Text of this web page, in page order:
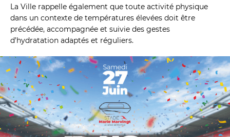
La Ville rappelle également que toute activité physique
dans un contexte de températures élevées doit être
précédée, accompagnée et suivie des gestes
d’hydratation adaptés et réguliers.